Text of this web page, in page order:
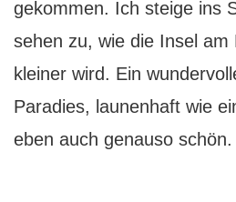
gekommen. Ich steige ins
sehen zu, wie die Insel am
kleiner wird. Ein
Paradies, launenhaft wie
eben auch genauso schön.